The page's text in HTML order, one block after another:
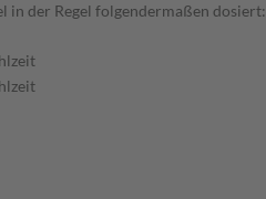
in der Regel folgendermaßen dosiert: